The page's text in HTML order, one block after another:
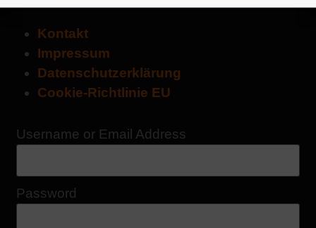
Kontakt
Impressum
Datenschutzerklärung
Cookie-Richtlinie EU
Username or Email Address
Password